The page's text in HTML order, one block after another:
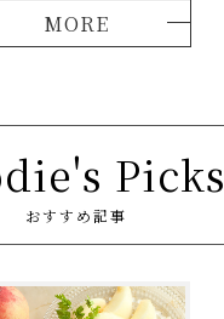
Picks
おすすめ記事